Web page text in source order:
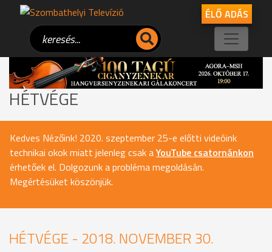
ÉLŐ ADÁS
HÉTVÉGE
Kedves Nézőink! 2020. szeptember 25-e előtti videóink
technikai okok miatt jelenleg csak aYouTube csatornánkon
érhetőek el. Dolgozunk a probléma megoldásán.
Megértésüket köszönjük.
HÉTVÉGE - 2018. NOVEMBER 30.